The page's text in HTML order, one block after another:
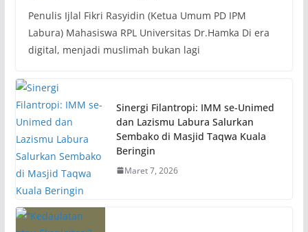
Penulis Ijlal Fikri Rasyidin (Ketua Umum PD IPM
Labura) Mahasiswa RPL Universitas Dr.Hamka Di era
digital, menjadi muslimah bukan lagi
Sinergi Filantropi: IMM se-Unimed
dan Lazismu Labura Salurkan
Sembako di Masjid Taqwa Kuala
Beringin
Maret 7, 2026